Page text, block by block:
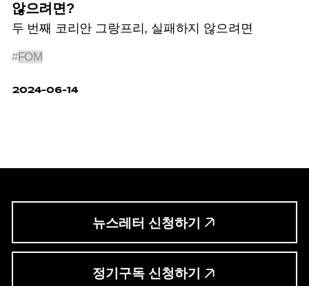
않으려면?
두 번째 코리안 그랑프리, 실패하지 않으려면
#FOM
2024-06-14
뉴스레터 신청하기
정기구독 신청하기